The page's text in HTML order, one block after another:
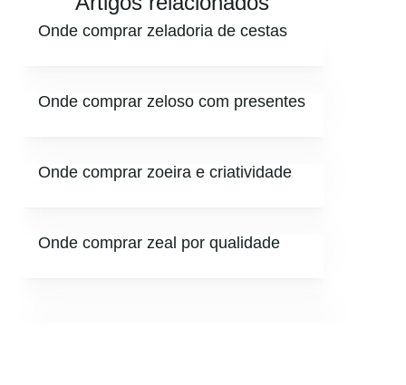
Onde comprar zeladoria de cestas
Onde comprar zeloso com presentes
Onde comprar zoeira e criatividade
Onde comprar zeal por qualidade